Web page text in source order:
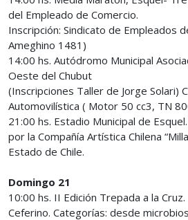
del Empleado de Comercio.
Inscripción: Sindicato de Empleados
Ameghino 1481)
14:00 hs. Autódromo Municipal
Oeste del Chubut
(Inscripciones Taller de Jorge Solari)
Automovilística ( Motor 50 cc3, TN
21:00 hs. Estadio Municipal de
por la Compañía Artística Chilena
Estado de Chile.
Domingo 21
10:00 hs. II Edición Trepada a la
Ceferino. Categorías: desde